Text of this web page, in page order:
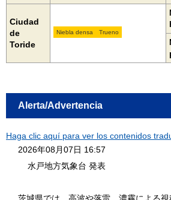
Ciudad
de
Toride
Niebla densa Trueno
Alerta/Advertencia
Haga clic aquí para ver los contenidos
2026年08月07日 16:57
水戸地方気象台 発表
茨城県では、高波や落雷、濃霧による